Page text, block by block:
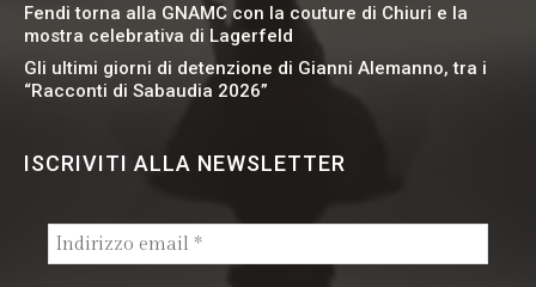
Fendi torna alla GNAMC con la couture di Chiuri e la
mostra celebrativa di Lagerfeld
Gli ultimi giorni di detenzione di Gianni Alemanno, tra i
“Racconti di Sabaudia 2026”
ISCRIVITI ALLA NEWSLETTER